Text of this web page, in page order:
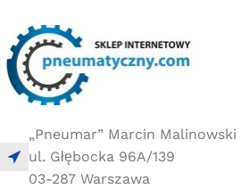
„Pneumar” Marcin Malinowski
ul. Głębocka 96A/139
03-287 Warszawa